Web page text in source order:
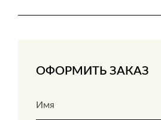
ОФОРМИТЬ ЗАКАЗ